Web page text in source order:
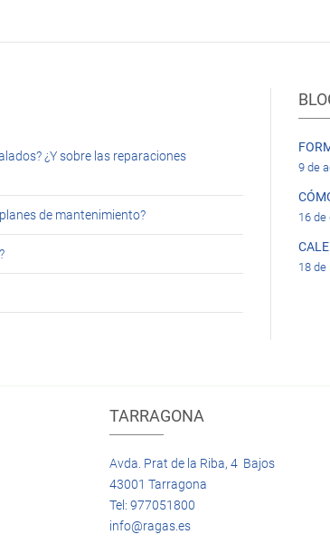
¿Y sobre las reparaciones
de mantenimiento?
9 de
16 de
18 de
TARRAGONA
Avda. Prat de la Riba, 4 Bajos
43001 Tarragona
Tel: 977051800
info@ragas.es